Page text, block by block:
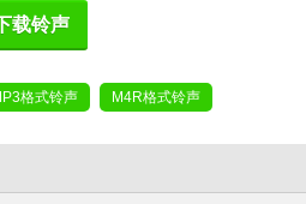
载铃声
格式铃声 M4R格式铃声